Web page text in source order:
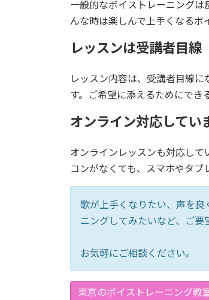
一般的なボイストレーニング
んな時は楽しんで上手くなるボ
レッスンは受講者目線
レッスン内容は、受講者目線
す。ご希望に添えるためにでき
オンライン対応してい
オンラインレッスンも対応して
コンがなくても、スマホやタブ
歌が上手くなりたい、声を
ニングしてみたいなど、ご要
お気軽にご相談ください。
東京のボイストレーニング教